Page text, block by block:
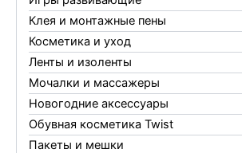
Клея и монтажные пены
Косметика и уход
Ленты и изоленты
Мочалки и массажеры
Новогодние аксессуары
Обувная косметика Twist
Пакеты и мешки